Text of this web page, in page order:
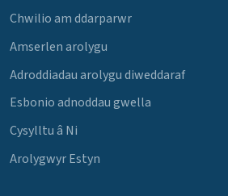
Chwilio am ddarparwr
Amserlen arolygu
Adroddiadau arolygu diweddaraf
Esbonio adnoddau gwella
Cysylltu â Ni
Arolygwyr Estyn